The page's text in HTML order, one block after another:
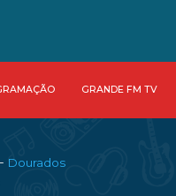
GRANDE FM TV
- Dourados